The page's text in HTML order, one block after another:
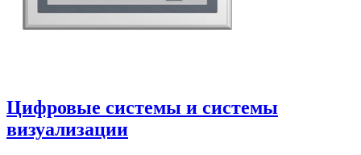
Цифровые системы и системы
визуализации